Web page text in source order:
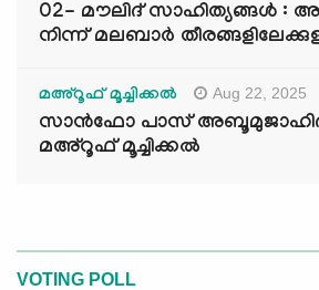
02- മൗലിദ് സാഹിത്യങ്ങൾ
നിന്ന് മലബാർ
മഅ്റൂഫ് മൂച്ചിക്കല്‍ Aug 22, 2025
സാൻഫോ പാസ്
മഅ്റൂഫ് മൂച്ചിക്കല്‍
VOTING POLL